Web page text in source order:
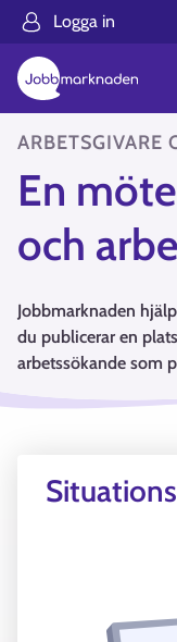
Logga in
ARBETSGIVARE
En
och
Jobbmarknaden
du publicerar en
arbetssökande som